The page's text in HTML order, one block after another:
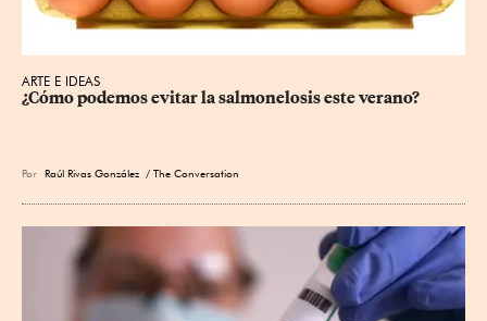
ARTE E IDEAS
¿Cómo podemos evitar la salmonelosis este verano?
Por Raúl Rivas González / The Conversation